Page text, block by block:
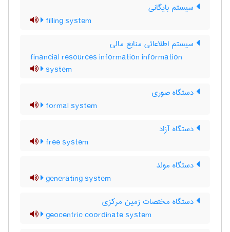
سیستم بایگانی
filling system
سیستم اطلاعاتی منابع مالی
financial resources information information
system
دستگاه صوری
formal system
دستگاه آزاد
free system
دستگاه مولد
generating system
دستگاه مختصات زمین مرکزی
geocentric coordinate system